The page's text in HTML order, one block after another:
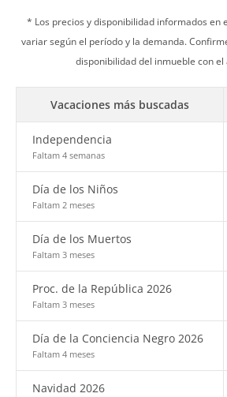
* Los precios y disponibilidad informados en
variar según el período y la demanda.
disponibilidad del inmueble con el
Vacaciones más buscadas
Independencia
Faltam 4 semanas
Día de los Niños
Faltam 2 meses
Día de los Muertos
Faltam 3 meses
Proc. de la República 2026
Faltam 3 meses
Día de la Conciencia Negro 2026
Faltam 4 meses
Navidad 2026